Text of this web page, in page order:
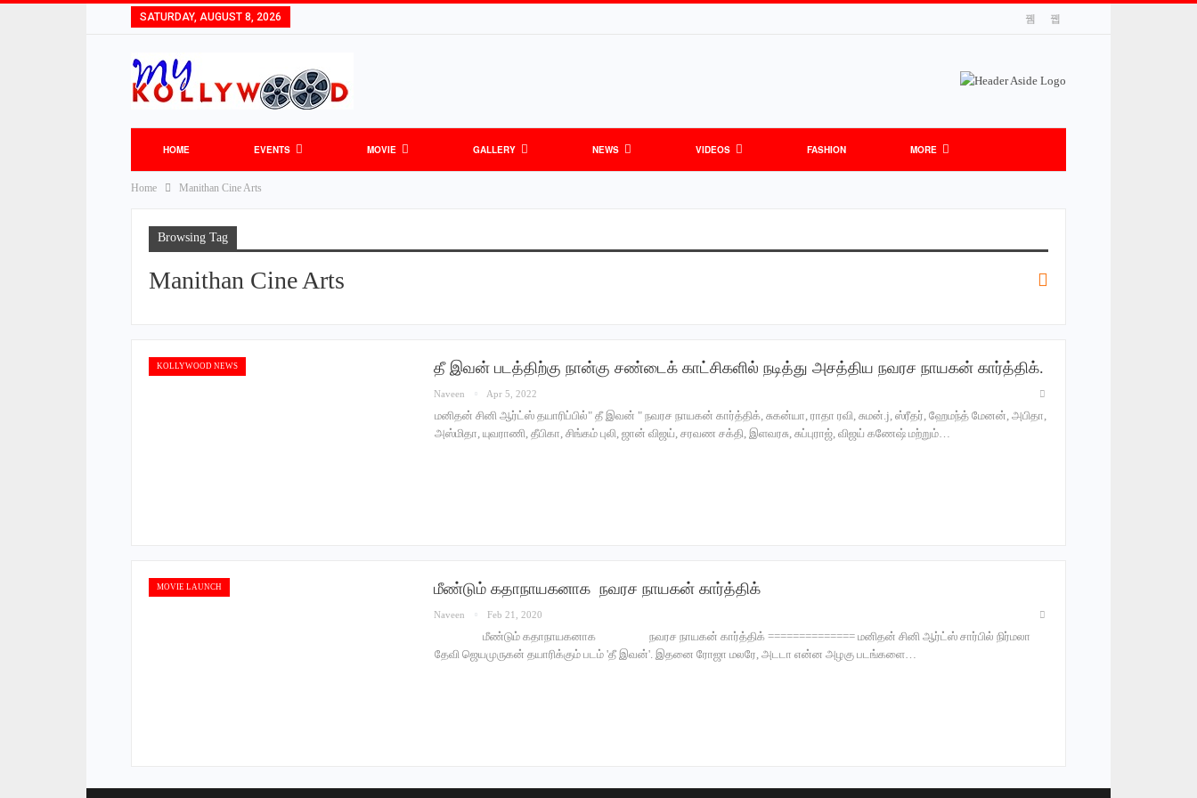
SATURDAY, AUGUST 8, 2026
HOME EVENTS MOVIE GALLERY NEWS VIDEOS FASHION MORE
Home Manithan Cine Arts
Browsing Tag
Manithan Cine Arts
KOLLYWOOD NEWS தீ இவன் படத்திற்கு நான்கு சண்டைக் காட்சிகளில் நடித்து அசத்திய நவரச நாயகன் கார்த்திக்.
Naveen Apr 5, 2022
மனிதன் சினி ஆர்ட்ஸ் தயாரிப்பில்" தீ இவன் " நவரச நாயகன் கார்த்திக், சுகன்யா, ராதா ரவி, சுமன்.j, ஸ்ரீதர், ஹேமந்த் மேனன், அபிதா,
அஸ்மிதா, யுவராணி, தீபிகா, சிங்கம் புலி, ஜான் விஜய், சரவண சக்தி, இளவரசு, சுப்புராஜ், விஜய் கணேஷ் மற்றும்…
MOVIE LAUNCH மீண்டும் கதாநாயகனாக நவரச நாயகன் கார்த்திக்
Naveen Feb 21, 2020
மீண்டும் கதாநாயகனாக நவரச நாயகன் கார்த்திக் ============== மனிதன் சினி ஆர்ட்ஸ் சார்பில் நிர்மலா
தேவி ஜெயமுருகன் தயாரிக்கும் படம் 'தீ இவன்'. இதனை ரோஜா மலரே, அடடா என்ன அழகு படங்களை…